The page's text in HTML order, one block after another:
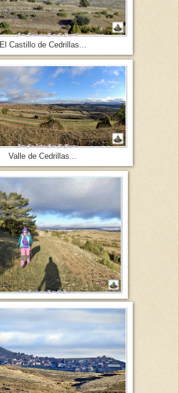
El Castillo de Cedrillas...
Valle de Cedrillas...